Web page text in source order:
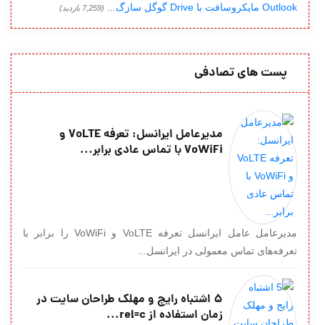
Outlook مایکروسافت با Drive گوگل سازگ... (7,259 بازدید)
پست های تصادفی
مدیرعامل ایرانسل: تعرفه VoLTE و
VoWiFi با تماس عادی برابر...
مدیرعامل عامل ایرانسل تعرفه VoLTE و VoWiFi را برابر با
تعرفه‌های تماس معمولی در ایرانسل...
5 اشتباه رایج و مهلک طراحان سایت در
زمان استفاده از rel=c...